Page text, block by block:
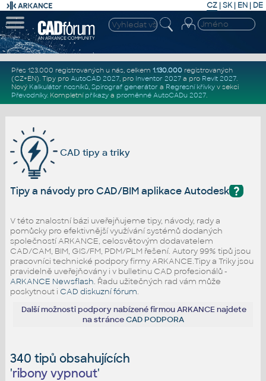
CZ | SK| EN | DE
Přes 123.000 registrovaných u nás, celkem 1.130.000registrovaných
(CZ+EN). Tipy pro AutoCAD 2027, pro Inventor 2027a pro Revit 2027.
Nový Kalkulátor nosníků, Spirograf generátor a Regresní křivkyv sekci
Převodníky. Kompletní příkazya proměnné AutoCADu 2027.
CAD tipy a triky
?
Tipy a návody pro CAD/BIM aplikace Autodesk
V této znalostní bázi uveřejňujeme tipy, návody, rady a
pomůcky pro efektivnější využívání systémů dodaných
společností ARKANCE, celosvětovým dodavatelem
CAD/CAM, BIM, GIS/FM, PDM/PLM řešení. Autory 99% tipů jsou
pracovníci technické podpory firmy ARKANCE.Tipy a Triky jsou
pravidelně uveřejňovány i v bulletinu CAD profesionálů -
ARKANCE Newsflash. Řadu užitečných rad vám může
poskytnout i CAD diskuzní fórum.
Další možnosti podpory nabízené firmou ARKANCE najdete
na stránceCAD PODPORA
340 tipů obsahujících
'ribony vypnout'